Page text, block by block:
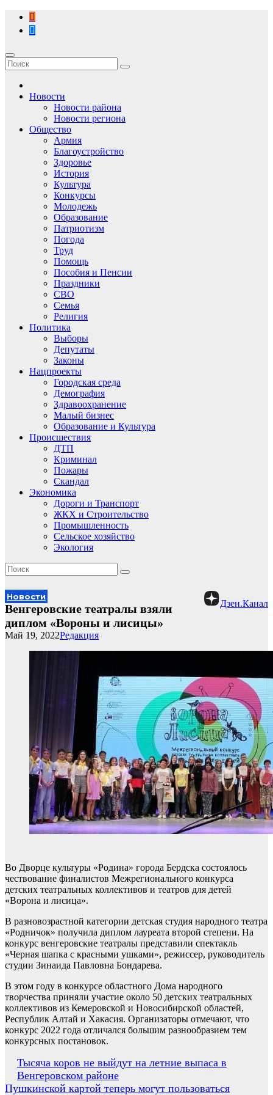
Перейти
содержимому
Новости
Новости района
Новости региона
Общество
Армия
Благоустройство
Здоровье
История
Культура
Конкурсы
Молодежь
Образование
Патриотизм
Погода
Труд
Помощь
Пособия и Пенсии
Праздники
СВО
Семья
Религия
Политика
Выборы
Депутаты
Законы
Нацпроекты
Городская среда
Демография
Здравоохранение
Малый бизнес
Образование и Культура
Происшествия
ДТП
Криминал
Пожары
Скандал
Экономика
Дороги и Транспорт
ЖКХ и Строительство
Промышленность
Сельское хозяйство
Экология
Новости
Дзен.Канал
Венгеровские театралы взяли
диплом «Вороны и лисицы»
Редакция
Май 19, 2022
Во Дворце культуры «Родина» города Бердска состоялось
чествование финалистов Межрегионального конкурса
детских театральных коллективов и театров для детей
«Ворона и лисица».
В разновозрастной категории детская студия народного театра
«Родничок» получила диплом лауреата второй степени. На
конкурс венгеровские театралы представили спектакль
«Черная шапка с красными ушками», режиссер, руководитель
студии Зинаида Павловна Бондарева.
В этом году в конкурсе областного Дома народного
творчества приняли участие около 50 детских театральных
коллективов из Кемеровской и Новосибирской областей,
Республик Алтай и Хакасия. Организаторы отмечают, что
конкурс 2022 года отличался большим разнообразием тем
конкурсных постановок.
Навигация
по
Тысяча коров не выйдут на летние выпаса в
Венгеровском районе
Пушкинской картой теперь могут пользоваться